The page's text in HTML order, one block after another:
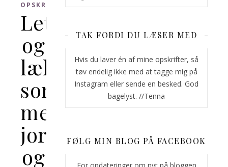
OPSKRIFTER
Let
og
lækker
sommerlagkage
med
jordbær
og
TAK FORDI DU LÆSER MED
Hvis du laver én af mine opskrifter, så
tøv endelig ikke med at tagge mig på
Instagram eller sende en besked. God
bagelyst. //Tenna
FØLG MIN BLOG PÅ FACEBOOK